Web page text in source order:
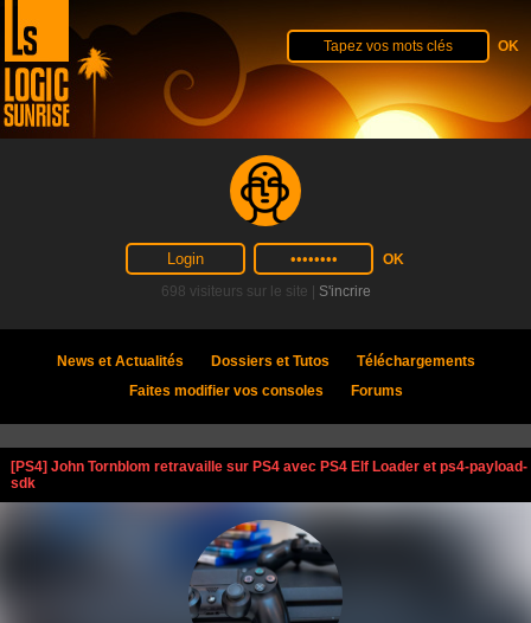
698 visiteurs sur le site | S'incrire
News et Actualités Dossiers et Tutos
Téléchargements
Faites modifier vos consoles
Forums
[PS4] John Tornblom retravaille sur PS4 avec PS4 Elf Loader et ps4-payload-
sdk